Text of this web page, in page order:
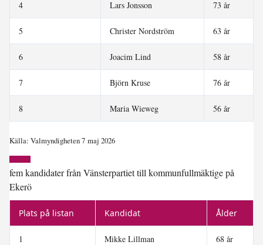
4 Lars Jonsson 73 år
5 Christer Nordström 63 år
6 Joacim Lind 58 år
7 Björn Kruse 76 år
8 Maria Wieweg 56 år
Källa: Valmyndigheten 7 maj 2026
fem kandidater från Vänsterpartiet till kommunfullmäktige på
Ekerö
Plats på listan Kandidat Ålder
1 Mikke Lillman 68 år